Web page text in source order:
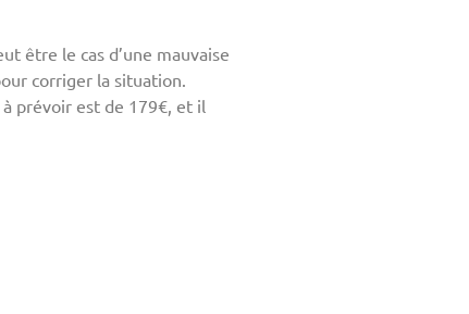
être le cas d’une mauvaise
corriger la situation.
prévoir est de 179€, et il